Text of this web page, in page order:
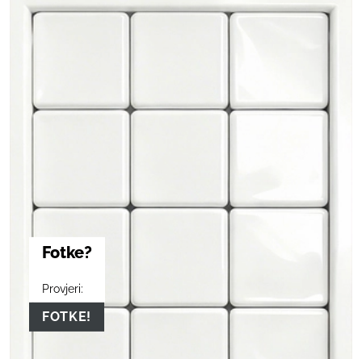
Fotke?
Provjeri:
FOTKE!